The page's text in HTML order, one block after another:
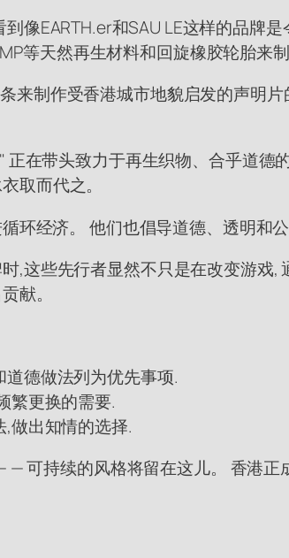
像EARTH.er和SAU LE这样的品牌
等天然再生材料和回旋橡胶轮胎来
来制作受香港城市地貌启发的声明
正在带头致力于再生织物、合乎道
取而代之。
环经济。 他们也倡导道德、透明和
,这些先行者显然不只是在改变游戏
献。
德做法列为优先事项.
繁更换的需要.
做出知情的选择.
可持续的风格将留在这儿。 香港